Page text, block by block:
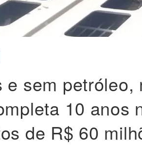
e sem petróleo,
10 anos
de R$ 60